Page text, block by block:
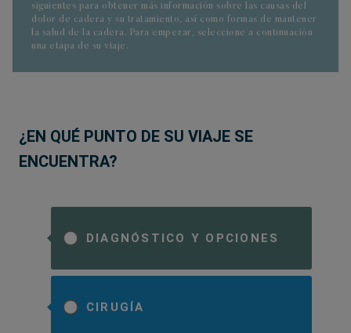
siguientes para obtener más información sobre las causas del
dolor de cadera y su tratamiento, así como formas de mantener
la salud de la cadera. Para empezar, seleccione a continuación
una etapa de su viaje.
¿EN QUÉ PUNTO DE SU VIAJE SE
ENCUENTRA?
DIAGNÓSTICO Y OPCIONES
CIRUGÍA